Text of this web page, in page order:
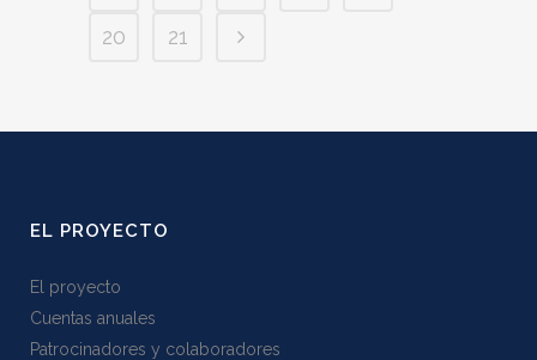
20
21
EL PROYECTO
El proyecto
Cuentas anuales
Patrocinadores y colaboradores